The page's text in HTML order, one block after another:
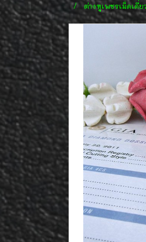
ต่างหูเพชรเม็ดเดี่